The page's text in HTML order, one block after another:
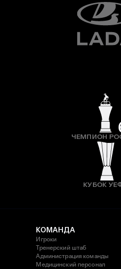
ЧЕМПИОН
КУБОК
КОМАНДА
Игроки
Тренерский штаб
Администрация команды
Медицинский персонал